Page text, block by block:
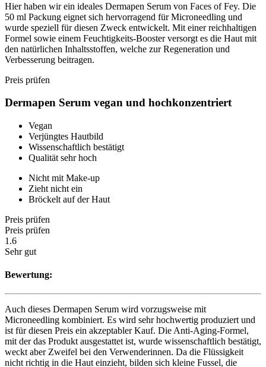
Hier haben wir ein ideales Dermapen Serum von Faces of Fey. Die
50 ml Packung eignet sich hervorragend für Microneedling und
wurde speziell für diesen Zweck entwickelt. Mit einer reichhaltigen
Formel sowie einem Feuchtigkeits-Booster versorgt es die Haut mit
den natürlichen Inhaltsstoffen, welche zur Regeneration und
Verbesserung beitragen.
Preis prüfen
Dermapen Serum vegan und hochkonzentriert
Vegan
Verjüngtes Hautbild
Wissenschaftlich bestätigt
Qualität sehr hoch
Nicht mit Make-up
Zieht nicht ein
Bröckelt auf der Haut
Preis prüfen
Preis prüfen
1.6
Sehr gut
Bewertung:
Auch dieses Dermapen Serum wird vorzugsweise mit
Microneedling kombiniert. Es wird sehr hochwertig produziert und
ist für diesen Preis ein akzeptabler Kauf. Die Anti-Aging-Formel,
mit der das Produkt ausgestattet ist, wurde wissenschaftlich bestätigt,
weckt aber Zweifel bei den Verwenderinnen. Da die Flüssigkeit
nicht richtig in die Haut einzieht, bilden sich kleine Fussel, die